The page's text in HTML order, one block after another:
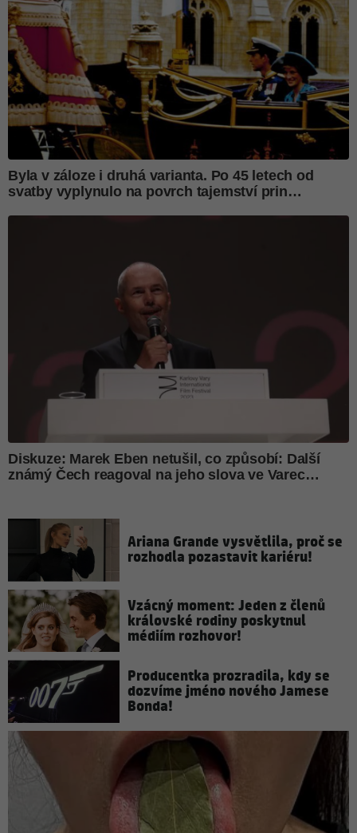
Ariana Grande vysvětlila, proč se
rozhodla pozastavit kariéru!
Vzácný moment: Jeden z členů
královské rodiny poskytnul
médiím rozhovor!
Producentka prozradila, kdy se
dozvíme jméno nového Jamese
Bonda!